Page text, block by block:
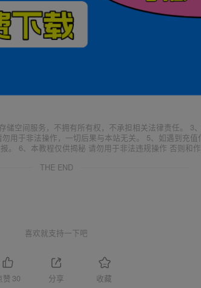
空间服务，不拥有所有权，不承担相关法律责任。 3
用于非法操作，一切后果与本站无关。 5、如遇到充
。 6、本教程仅供揭秘 请勿用于非法违规操作 否则和
THE END
喜欢就支持一下吧
赞 30 分享 收藏